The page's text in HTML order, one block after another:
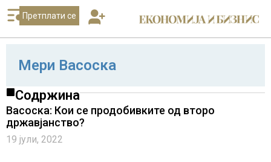
Претплати се
Мери Васоска
Содржина
Васоска: Кои се продобивките од второ
државјанство?
19 јули, 2022